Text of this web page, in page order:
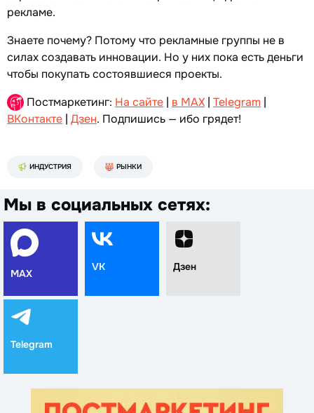
рекламе.
Знаете почему? Потому что рекламные группы не в
силах создавать инновации. Но у них пока есть деньги
чтобы покупать состоявшиеся проекты.
Постмаркетинг: На сайте | в MAX | Telegram |
ВКонтакте | Дзен. Подпишись — ибо грядет!
ИНДУСТРИЯ РЫНКИ
Мы в социальных сетях:
MAX
VK Дзен
Telegram